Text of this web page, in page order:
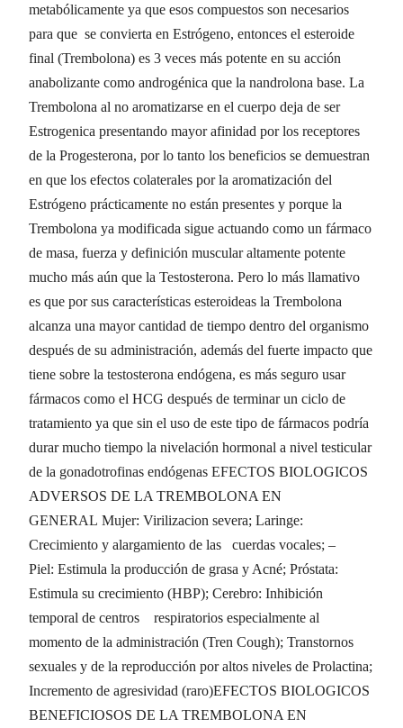
metabólicamente ya que esos compuestos son necesarios
para que se convierta en Estrógeno, entonces el esteroide
final (Trembolona) es 3 veces más potente en su acción
anabolizante como androgénica que la nandrolona base. La
Trembolona al no aromatizarse en el cuerpo deja de ser
Estrogenica presentando mayor afinidad por los receptores
de la Progesterona, por lo tanto los beneficios se demuestran
en que los efectos colaterales por la aromatización del
Estrógeno prácticamente no están presentes y porque la
Trembolona ya modificada sigue actuando como un fármaco
de masa, fuerza y definición muscular altamente potente
mucho más aún que la Testosterona. Pero lo más llamativo
es que por sus características esteroideas la Trembolona
alcanza una mayor cantidad de tiempo dentro del organismo
después de su administración, además del fuerte impacto que
tiene sobre la testosterona endógena, es más seguro usar
fármacos como el HCG después de terminar un ciclo de
tratamiento ya que sin el uso de este tipo de fármacos podría
durar mucho tiempo la nivelación hormonal a nivel testicular
de la gonadotrofinas endógenas EFECTOS BIOLOGICOS
ADVERSOS DE LA TREMBOLONA EN
GENERAL Mujer: Virilizacion severa; Laringe:
Crecimiento y alargamiento de las cuerdas vocales; –
Piel: Estimula la producción de grasa y Acné; Próstata:
Estimula su crecimiento (HBP); Cerebro: Inhibición
temporal de centros respiratorios especialmente al
momento de la administración (Tren Cough); Transtornos
sexuales y de la reproducción por altos niveles de Prolactina;
Incremento de agresividad (raro)EFECTOS BIOLOGICOS
BENEFICIOSOS DE LA TREMBOLONA EN